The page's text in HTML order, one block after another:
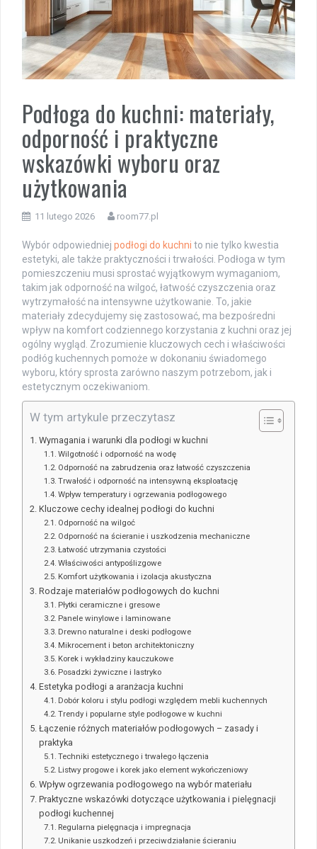
Podłoga do kuchni: materiały,
odporność i praktyczne
wskazówki wyboru oraz
użytkowania
11 lutego 2026 room77.pl
Wybór odpowiedniej podłogi do kuchni to nie tylko kwestia
estetyki, ale także praktyczności i trwałości. Podłoga w tym
pomieszczeniu musi sprostać wyjątkowym wymaganiom,
takim jak odporność na wilgoć, łatwość czyszczenia oraz
wytrzymałość na intensywne użytkowanie. To, jakie
materiały zdecydujemy się zastosować, ma bezpośredni
wpływ na komfort codziennego korzystania z kuchni oraz jej
ogólny wygląd. Zrozumienie kluczowych cech i właściwości
podłóg kuchennych pomoże w dokonaniu świadomego
wyboru, który sprosta zarówno naszym potrzebom, jak i
estetycznym oczekiwaniom.
W tym artykule przeczytasz
Wymagania i warunki dla podłogi w kuchni
Wilgotność i odporność na wodę
Odporność na zabrudzenia oraz łatwość czyszczenia
Trwałość i odporność na intensywną eksploatację
Wpływ temperatury i ogrzewania podłogowego
Kluczowe cechy idealnej podłogi do kuchni
Odporność na wilgoć
Odporność na ścieranie i uszkodzenia mechaniczne
Łatwość utrzymania czystości
Właściwości antypoślizgowe
Komfort użytkowania i izolacja akustyczna
Rodzaje materiałów podłogowych do kuchni
Płytki ceramiczne i gresowe
Panele winylowe i laminowane
Drewno naturalne i deski podłogowe
Mikrocement i beton architektoniczny
Korek i wykładziny kauczukowe
Posadzki żywiczne i lastryko
Estetyka podłogi a aranżacja kuchni
Dobór koloru i stylu podłogi względem mebli kuchennych
Trendy i popularne style podłogowe w kuchni
Łączenie różnych materiałów podłogowych – zasady i
praktyka
Techniki estetycznego i trwałego łączenia
Listwy progowe i korek jako element wykończeniowy
Wpływ ogrzewania podłogowego na wybór materiału
Praktyczne wskazówki dotyczące użytkowania i pielęgnacji
podłogi kuchennej
Regularna pielęgnacja i impregnacja
Unikanie uszkodzeń i przeciwdziałanie ścieraniu